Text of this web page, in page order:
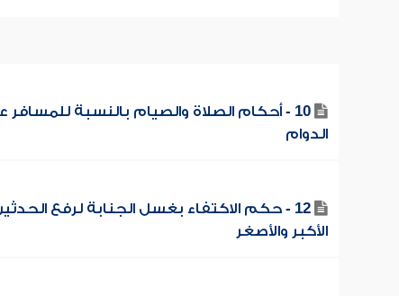
10 - أحكام الصلاة والصيام بالنسبة للمسافر
الدوام
12 - حكم الاكتفاء بغسل الجنابة لرفع
الأكبر والأصغر